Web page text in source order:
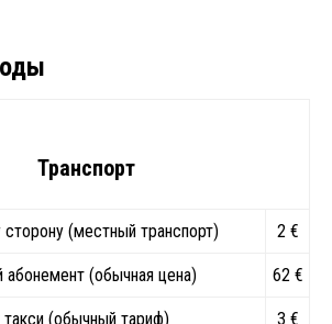
Транспорт
сторону (местный транспорт) 2 €
абонемент (обычная цена) 62 €
такси (обычный тариф) 3 €